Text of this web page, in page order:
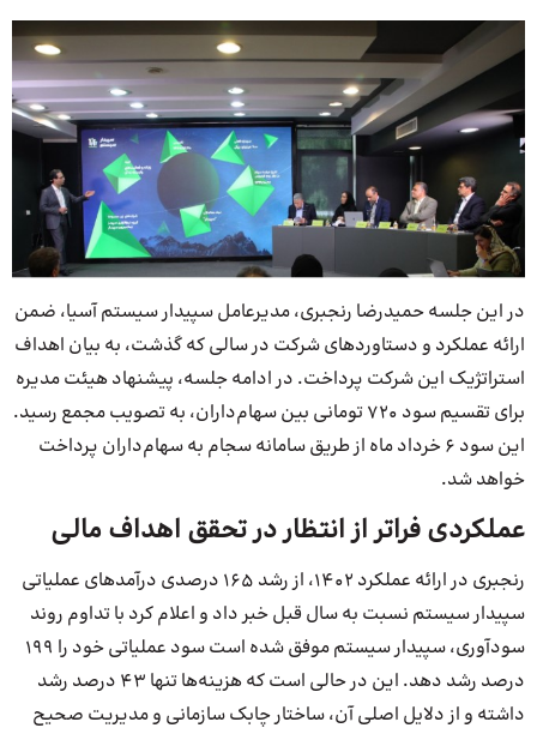
در این جلسه حمیدرضا رنجبری، مدیرعامل سپیدار سیستم آسیا، ضمن
ارائه عملکرد و دستاوردهای شرکت در سالی که گذشت، به بیان اهداف
استراتژیک این شرکت پرداخت. در ادامه جلسه، پیشنهاد هیئت مدیره
برای تقسیم سود 720 تومانی بین سهام‌داران، به تصویب مجمع رسید.
این سود 6 خرداد ماه از طریق سامانه سجام به سهام‌داران پرداخت
خواهد شد.
عملکردی فراتر از انتظار در تحقق اهداف مالی
رنجبری در ارائه عملکرد 1402، از رشد 165 درصدی درآمدهای عملیاتی
سپیدار سیستم نسبت به سال قبل خبر داد و اعلام کرد با تداوم روند
سودآوری، سپیدار سیستم موفق شده است سود عملیاتی خود را 199
درصد رشد دهد. این در حالی است که هزینه‌ها تنها 43 درصد رشد
داشته و از دلایل اصلی آن، ساختار چابک سازمانی و مدیریت صحیح